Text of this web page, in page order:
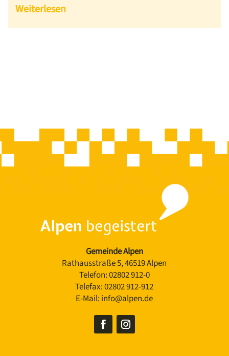
Weiterlesen
Gemeinde Alpen
Rathausstraße 5, 46519 Alpen
Telefon:02802 912-0
Telefax:02802 912-912
E-Mail: info@alpen.de